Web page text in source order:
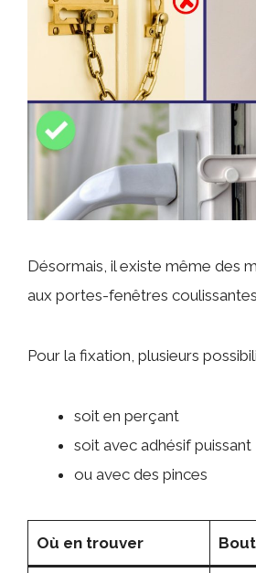
Désormais, il existe même des
aux portes-fenêtres
Pour la fixation, plusieurs
soit en perçant
soit avec adhésif puissant
ou avec des pinces
Où en trouver